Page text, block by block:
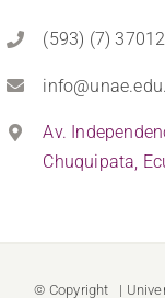
(593) (7)
Av.
Chuquipata,
© Copyright |